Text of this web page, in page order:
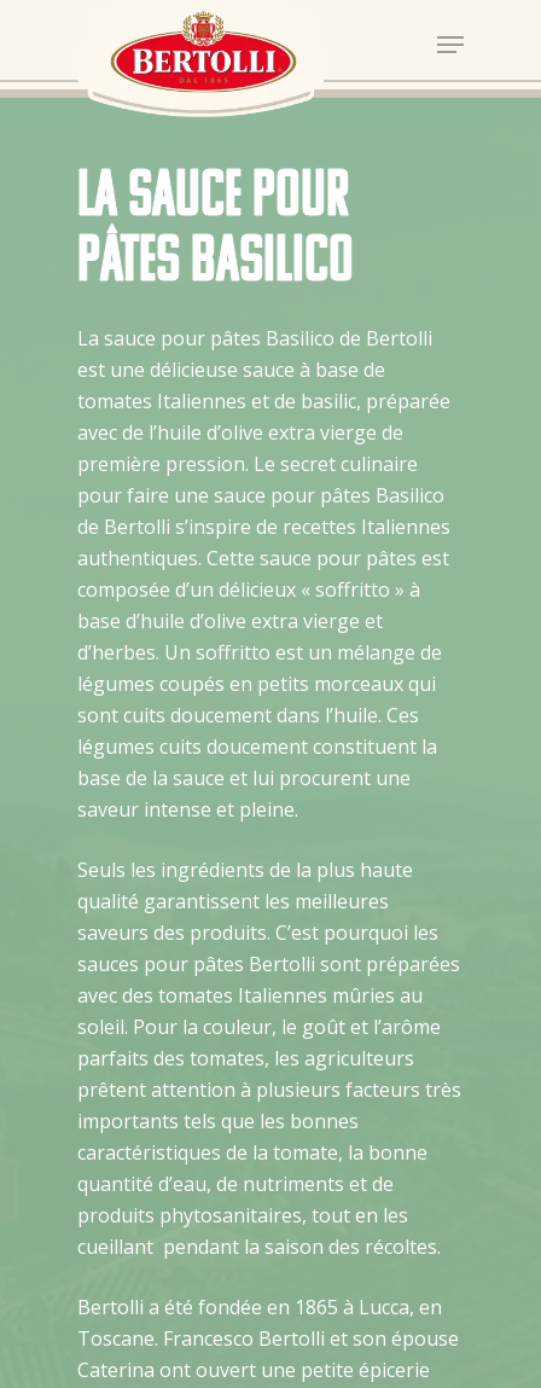
La sauce pour
pâtes Basilico
La sauce pour pâtes Basilico de Bertolli
est une délicieuse sauce à base de
tomates Italiennes et de basilic, préparée
avec de l’huile d’olive extra vierge de
première pression. Le secret culinaire
pour faire une sauce pour pâtes Basilico
de Bertolli s’inspire de recettes Italiennes
authentiques. Cette sauce pour pâtes est
composée d’un délicieux « soffritto » à
base d’huile d’olive extra vierge et
d’herbes. Un soffritto est un mélange de
légumes coupés en petits morceaux qui
sont cuits doucement dans l’huile. Ces
légumes cuits doucement constituent la
base de la sauce et lui procurent une
saveur intense et pleine.
Seuls les ingrédients de la plus haute
qualité garantissent les meilleures
saveurs des produits. C’est pourquoi les
sauces pour pâtes Bertolli sont préparées
avec des tomates Italiennes mûries au
soleil. Pour la couleur, le goût et l’arôme
parfaits des tomates, les agriculteurs
prêtent attention à plusieurs facteurs très
importants tels que les bonnes
caractéristiques de la tomate, la bonne
quantité d’eau, de nutriments et de
produits phytosanitaires, tout en les
cueillant pendant la saison des récoltes.
Bertolli a été fondée en 1865 à Lucca, en
Toscane. Francesco Bertolli et son épouse
Caterina ont ouvert une petite épicerie